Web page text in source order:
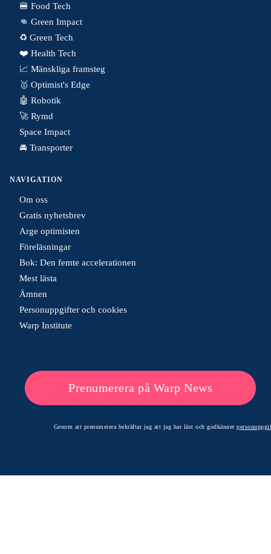
🍔 Food Tech
👊 Green Impact
♻️ Green Tech
❤️ Health Tech
📈 Mänskliga framsteg
🥇 Optimist's Edge
🤖 Robotik
🚀 Rymd
Space Impact
🚘 Transporter
NAVIGATION
Om oss
Gratis nyhetsbrev
Arge optimisten
Föreläsningar
Bok: Den femte accelerationen
Mest lästa
Ämnen
Personuppgifter och cookies
Warp Institute
Prenumerera på Warp News
Genom att prenumerera bekräftar jag att jag har läst och godkänner